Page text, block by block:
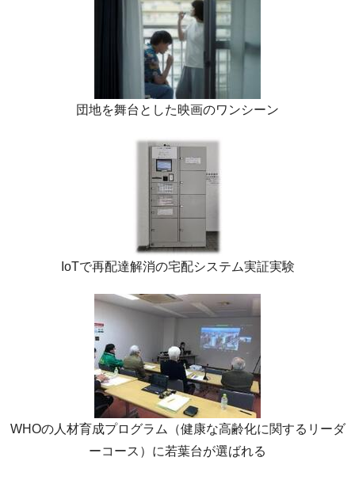
団地を舞台とした映画のワンシーン
IoTで再配達解消の宅配システム実証実験
WHOの人材育成プログラム（健康な高齢化に関するリーダ
ーコース）に若葉台が選ばれる